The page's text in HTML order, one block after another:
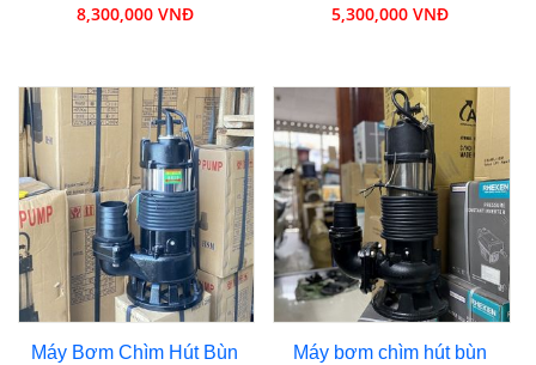
8,300,000 VNĐ 5,300,000 VNĐ
Máy Bơm Chìm Hút Bùn
Máy bơm chìm hút bùn